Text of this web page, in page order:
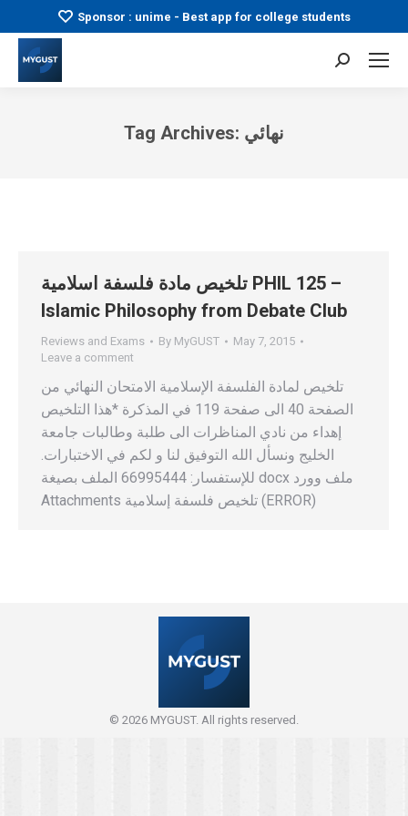
Sponsor : unime - Best app for college students
Search:
Tag Archives: نهائي
تلخيص مادة فلسفة اسلامية PHIL 125 –
Islamic Philosophy from Debate Club
Reviews and Exams By MyGUST
May 7, 2015
Leave a comment
تلخيص لمادة الفلسفة الإسلامية الامتحان النهائي من
الصفحة 40 الى صفحة 119 في المذكرة *هذا التلخيص
إهداء من نادي المناظرات الى طلبة وطالبات جامعة
الخليج ونسأل الله التوفيق لنا و لكم في الاختبارات.
للإستفسار: 66995444 الملف بصيغة docx ملف وورد
Attachments تلخيص فلسفة إسلامية (ERROR)
© 2026 MYGUST. All rights reserved.